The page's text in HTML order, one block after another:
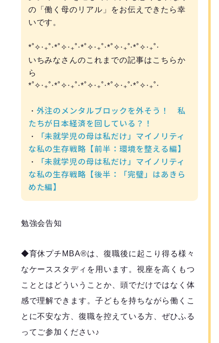
の「働く母のリアル」をお伝えできたら幸
いです。
*˚✧︎‧₊˚‧*˚✧︎‧₊˚‧*˚✧︎‧₊˚‧*˚✧︎‧₊˚‧*˚✧︎‧₊˚‧
いちみなさんのこれまでの記事はこちらか
ら
*˚✧︎‧₊˚‧*˚✧︎‧₊˚‧*˚✧︎‧₊˚‧*˚✧︎‧₊˚‧*˚✧︎‧₊˚‧
・ 外注のメンタルブロックを外そう！ 私
たちが日本経済を回している？！
・
「未就学児の母は私だけ」マイノリティ
な私の生存戦略【前半：環境を整える編】
・
「未就学児の母は私だけ」マイノリティ
な私の生存戦略【後半：「完璧」はあきら
めた編】
勉強会告知
◆育休プチMBA®️は、復職後に起こり得る様々
なケーススタディを用います。視座を高くもつ
こととはどういうことか、頭でだけではなく体
感で理解できます。子どもを持ちながら働くこ
とに不安な方、復職を控えている方、ぜひふる
ってご参加ください♪